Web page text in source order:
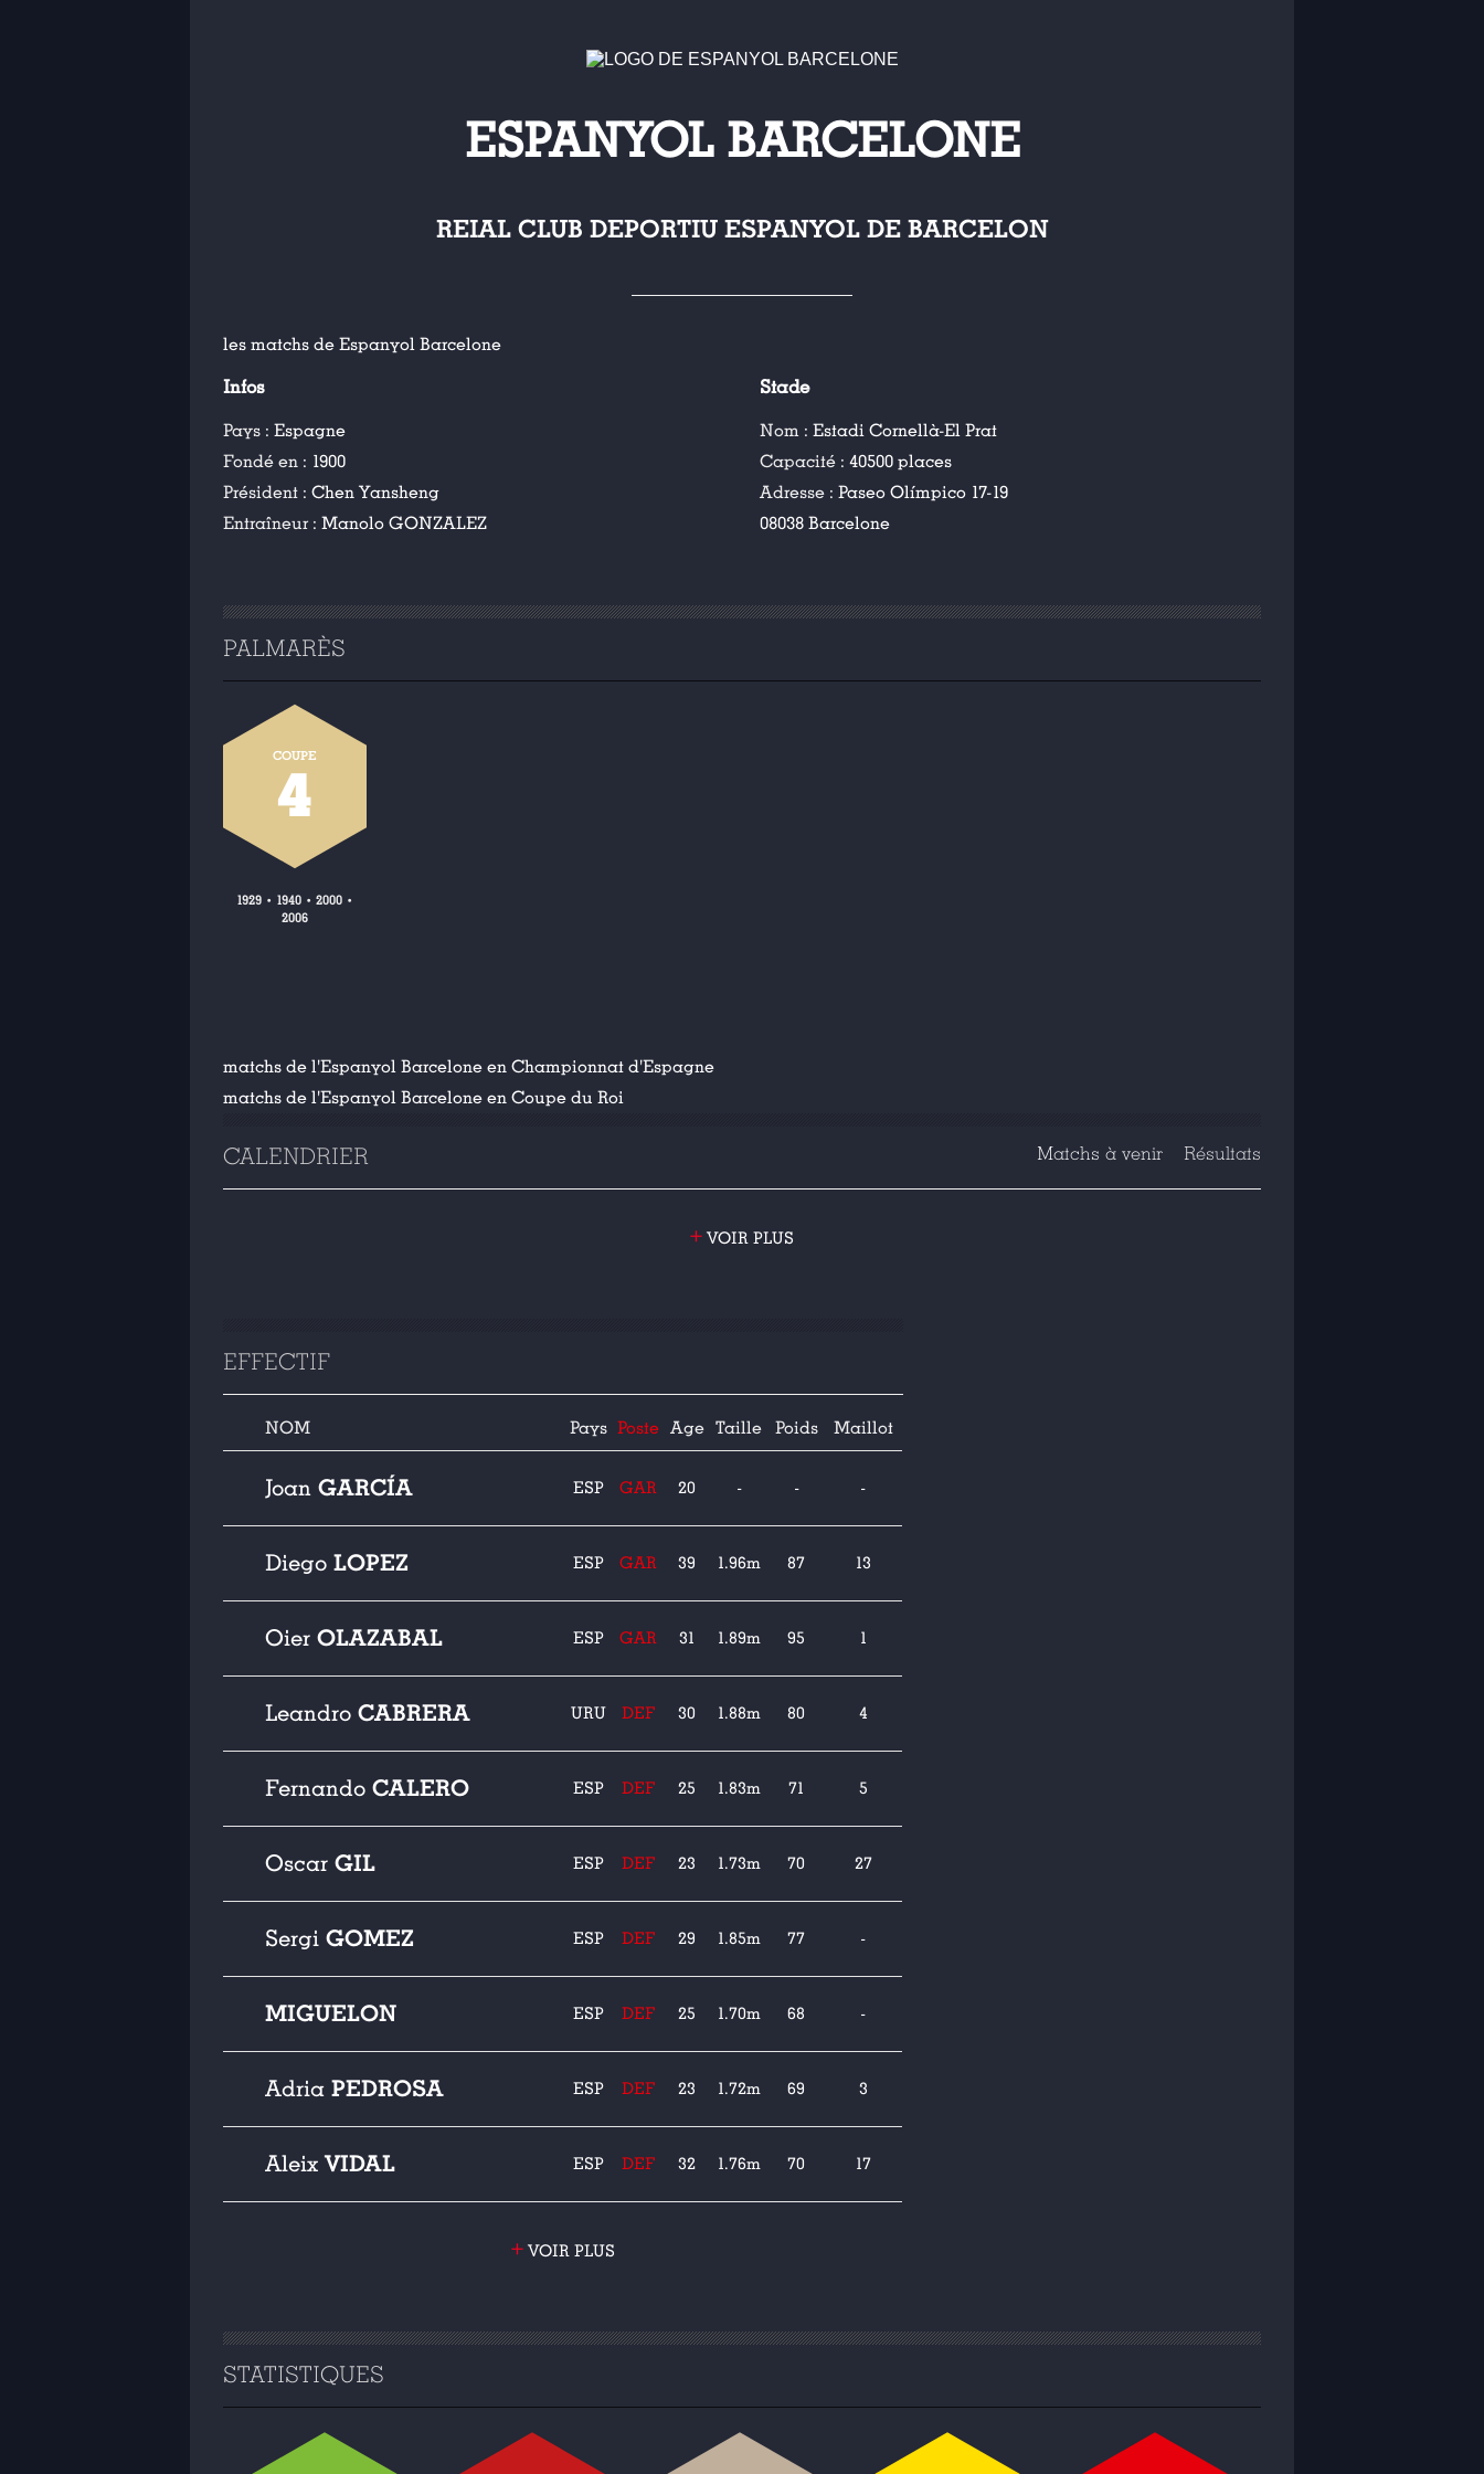
ESPANYOL BARCELONE
REIAL CLUB DEPORTIU ESPANYOL DE BARCELON
les matchs de Espanyol Barcelone
Infos
Pays : Espagne
Fondé en : 1900
Président : Chen Yansheng
Entraîneur : Manolo GONZALEZ
Stade
Nom :Estadi Cornellà-El Prat
Capacité :40500 places
Adresse :Paseo Olímpico 17-19
08038 Barcelone
PALMARÈS
COUPE
4
1929 • 1940 • 2000 •
2006
matchs de l'Espanyol Barcelone en Championnat d'Espagne
matchs de l'Espanyol Barcelone en Coupe du Roi
CALENDRIER Matchs à venir Résultats
+ VOIR PLUS
EFFECTIF
NOM Pays Poste Age Taille Poids Maillot
Joan GARCÍA ESP GAR 20 - - -
Diego LOPEZ ESP GAR 39 1.96m 87 13
Oier OLAZABAL ESP GAR 31 1.89m 95 1
Leandro CABRERA URU DEF 30 1.88m 80 4
Fernando CALERO ESP DEF 25 1.83m 71 5
Oscar GIL ESP DEF 23 1.73m 70 27
Sergi GOMEZ ESP DEF 29 1.85m 77 -
MIGUELON ESP DEF 25 1.70m 68 -
Adria PEDROSA ESP DEF 23 1.72m 69 3
AleixVIDAL ESP DEF 32 1.76m 70 17
+VOIR PLUS
STATISTIQUES